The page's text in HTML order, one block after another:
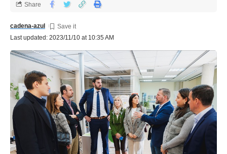
Last updated: 2023/11/10 at 10:35 AM
cadena-azul
Share